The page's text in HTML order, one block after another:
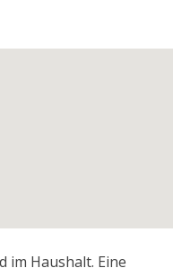
im Haushalt. Eine